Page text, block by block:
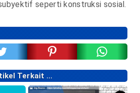
seperti konstruksi sosial.
Terkait ...